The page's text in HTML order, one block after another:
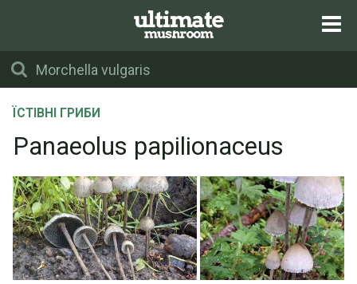
ЇСТІВНІ ГРИБИ
Panaeolus papilionaceus